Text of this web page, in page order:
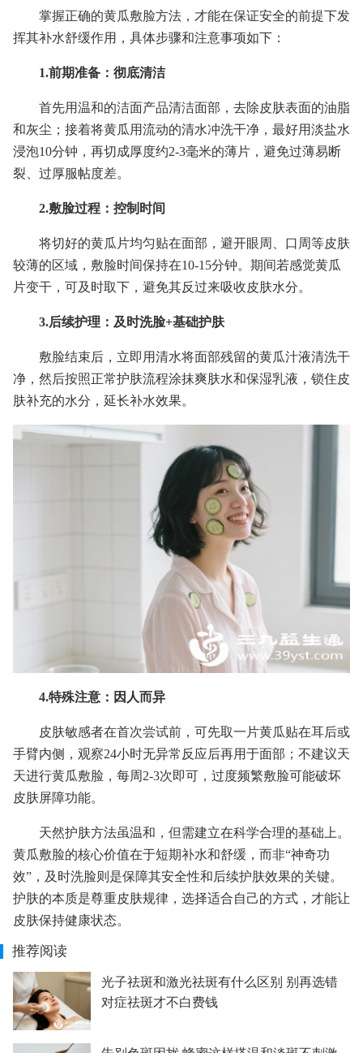
掌握正确的黄瓜敷脸方法，才能在保证安全的前提下发
挥其补水舒缓作用，具体步骤和注意事项如下：
1.前期准备：彻底清洁
首先用温和的洁面产品清洁面部，去除皮肤表面的油脂
和灰尘；接着将黄瓜用流动的清水冲洗干净，最好用淡盐水
浸泡10分钟，再切成厚度约2-3毫米的薄片，避免过薄易断
裂、过厚服帖度差。
2.敷脸过程：控制时间
将切好的黄瓜片均匀贴在面部，避开眼周、口周等皮肤
较薄的区域，敷脸时间保持在10-15分钟。期间若感觉黄瓜
片变干，可及时取下，避免其反过来吸收皮肤水分。
3.后续护理：及时洗脸+基础护肤
敷脸结束后，立即用清水将面部残留的黄瓜汁液清洗干
净，然后按照正常护肤流程涂抹爽肤水和保湿乳液，锁住皮
肤补充的水分，延长补水效果。
4.特殊注意：因人而异
皮肤敏感者在首次尝试前，可先取一片黄瓜贴在耳后或
手臂内侧，观察24小时无异常反应后再用于面部；不建议天
天进行黄瓜敷脸，每周2-3次即可，过度频繁敷脸可能破坏
皮肤屏障功能。
天然护肤方法虽温和，但需建立在科学合理的基础上。
黄瓜敷脸的核心价值在于短期补水和舒缓，而非“神奇功
效”，及时洗脸则是保障其安全性和后续护肤效果的关键。
护肤的本质是尊重皮肤规律，选择适合自己的方式，才能让
皮肤保持健康状态。
推荐阅读
光子祛斑和激光祛斑有什么区别 别再选错
对症祛斑才不白费钱